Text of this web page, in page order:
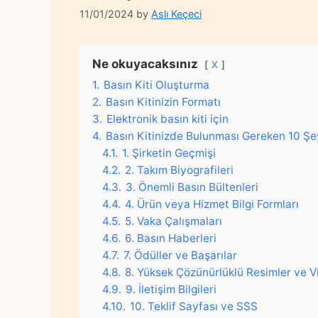
11/01/2024 by Aslı Keçeci
Ne okuyacaksınız X
1. Basın Kiti Oluşturma
2. Basın Kitinizin Formatı
3. Elektronik basın kiti için
4. Basın Kitinizde Bulunması Gereken 10
4.1. 1. Şirketin Geçmişi
4.2. 2. Takım Biyografileri
4.3. 3. Önemli Basın Bültenleri
4.4. 4. Ürün veya Hizmet Bilgi Formları
4.5. 5. Vaka Çalışmaları
4.6. 6. Basın Haberleri
4.7. 7. Ödüller ve Başarılar
4.8. 8. Yüksek Çözünürlüklü Resimler ve
4.9. 9. İletişim Bilgileri
4.10. 10. Teklif Sayfası ve SSS